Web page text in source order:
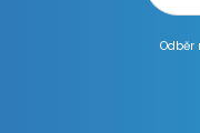
Odběr